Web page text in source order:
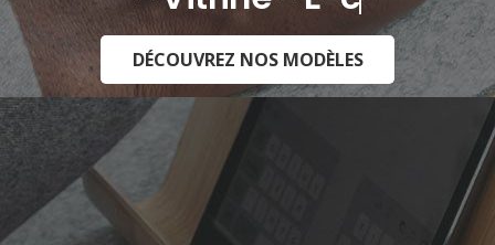
DÉCOUVREZ NOS MODÈLES